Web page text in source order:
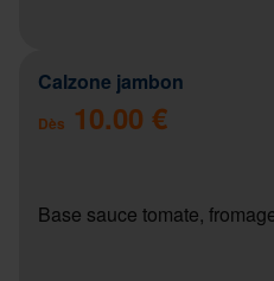
Calzone jambon
Dès 10.00 €
Base sauce tomate,